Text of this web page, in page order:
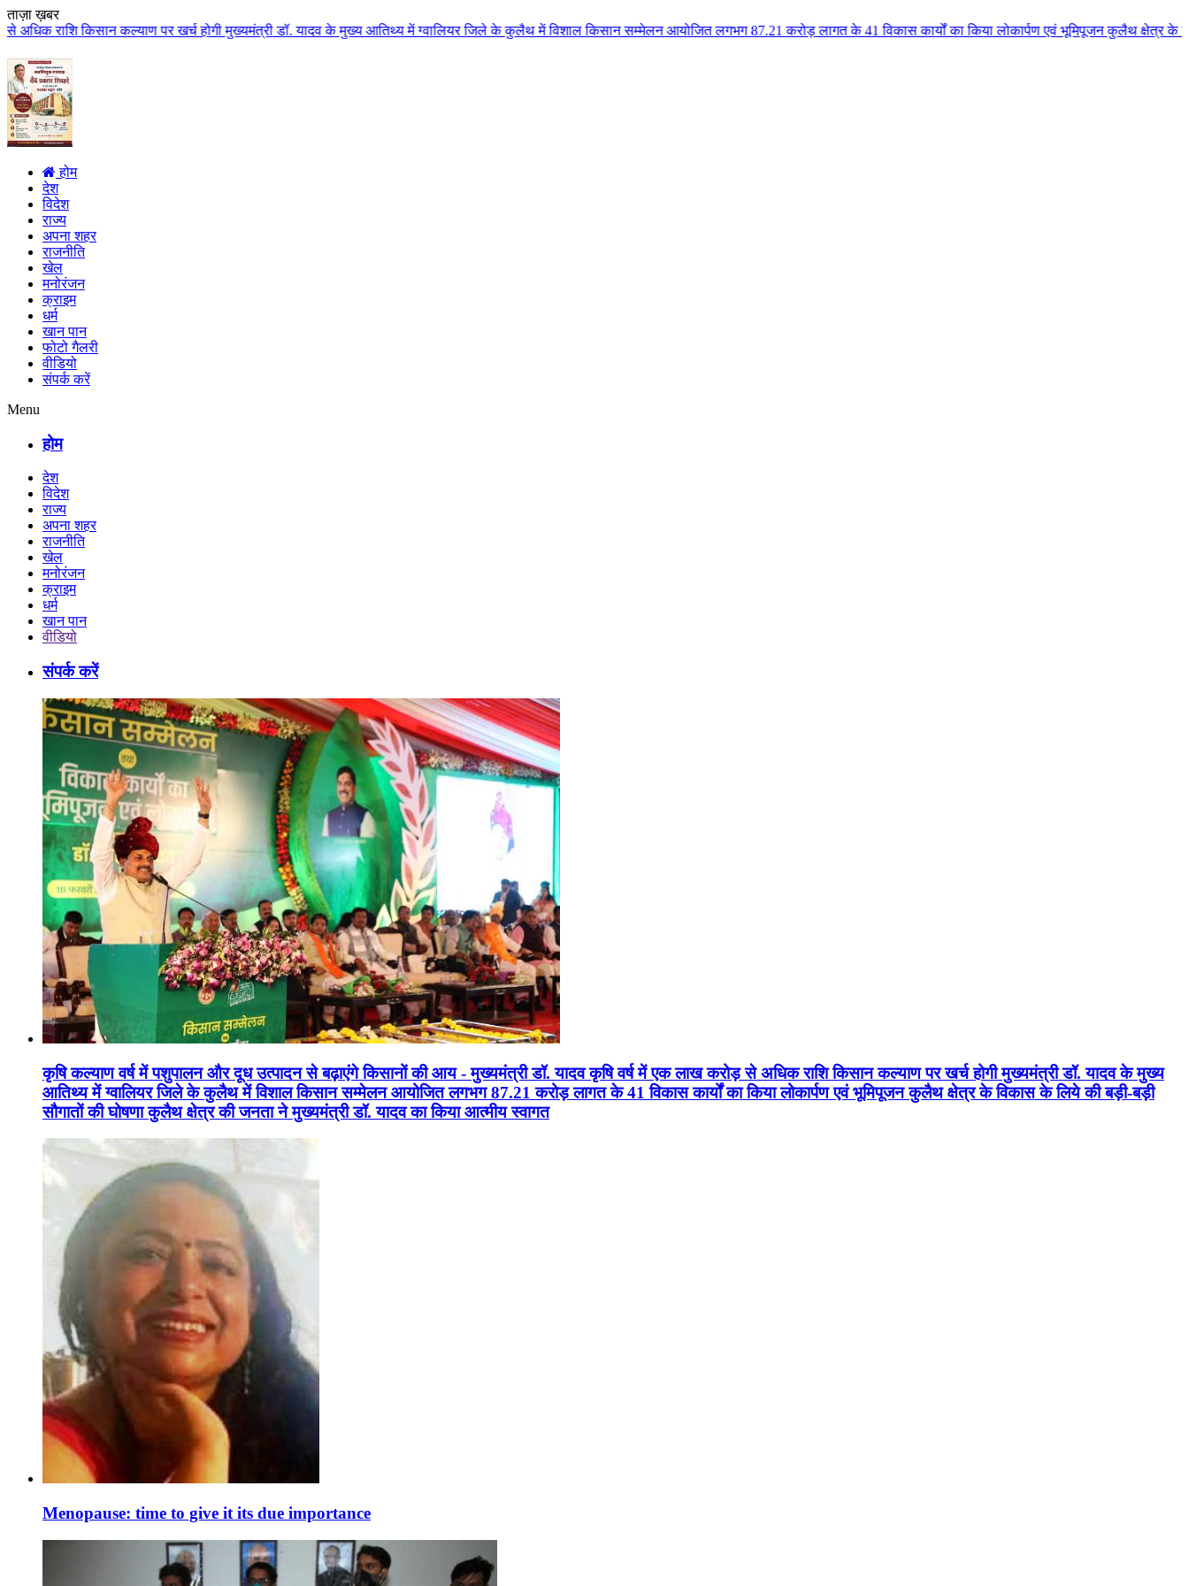
ताज़ा ख़बर
पर खर्च होगी मुख्यमंत्री डॉ. यादव के मुख्य आतिथ्य में ग्वालियर जिले के कुलैथ में विशाल किसान सम्मेलन आयोजित लगभग 87.21 करोड़ लागत के 41 विकास कार्यों का किया लोकार्पण एवं भूमिपूजन कुलैथ क्षेत्र के विकास के लिये की
होम
देश
विदेश
राज्य
अपना शहर
राजनीति
खेल
मनोरंजन
क्राइम
धर्म
खान पान
फोटो गैलरी
वीडियो
संपर्क करें
Menu
होम
देश
विदेश
राज्य
अपना शहर
राजनीति
खेल
मनोरंजन
क्राइम
धर्म
खान पान
वीडियो
संपर्क करें
कृषि कल्याण वर्ष में पशुपालन और दूध उत्पादन से बढ़ाएंगे किसानों की आय - मुख्यमंत्री डॉ. यादव कृषि वर्ष में एक लाख करोड़ से अधिक राशि किसान कल्याण पर खर्च होगी मुख्यमंत्री डॉ. यादव के मुख्य
आतिथ्य में ग्वालियर जिले के कुलैथ में विशाल किसान सम्मेलन आयोजित लगभग 87.21 करोड़ लागत के 41 विकास कार्यों का किया लोकार्पण एवं भूमिपूजन कुलैथ क्षेत्र के विकास के लिये की बड़ी-बड़ी
सौगातों की घोषणा कुलैथ क्षेत्र की जनता ने मुख्यमंत्री डॉ. यादव का किया आत्मीय स्वागत
Menopause: time to give it its due importance